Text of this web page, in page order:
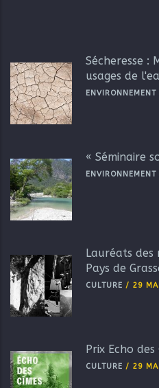
Sécheresse :
usages de
ENVIRONNEMENT
« Séminaire
ENVIRONNEMENT
Lauréats des
Pays de
CULTURE / 29
Prix Echo des
CULTURE / 29